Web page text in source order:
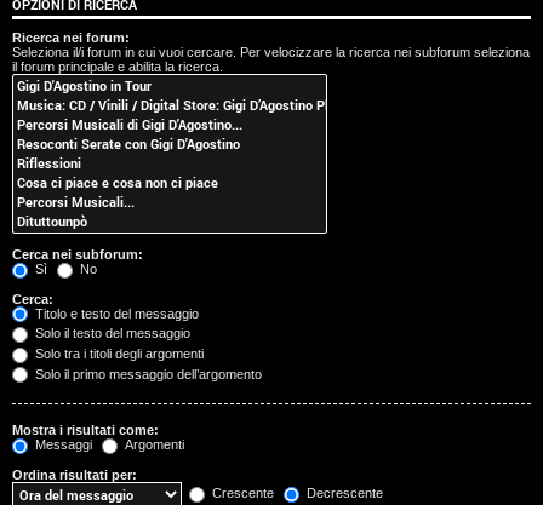
i
s
e
n
z
a
r
i
s
p
o
s
OPZIONI DI RICERCA
Ricerca nei forum:
Seleziona il/i forum in cui vuoi cercare. Per velocizzare la ricerca nei subforum seleziona
il forum principale e abilita la ricerca.
Cerca nei subforum:
Sì
No
Cerca:
Titolo e testo del messaggio
Solo il testo del messaggio
Solo tra i titoli degli argomenti
Solo il primo messaggio dell’argomento
Mostra i risultati come:
Messaggi
Argomenti
Ordina risultati per:
Crescente
Decrescente